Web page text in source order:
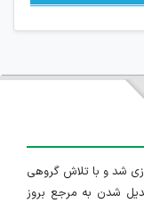
در تاریخ ۱۳۹۱/۱/۱۰ راه اندازی شد و با تلاش گروهی
شدن به مرجع بروز